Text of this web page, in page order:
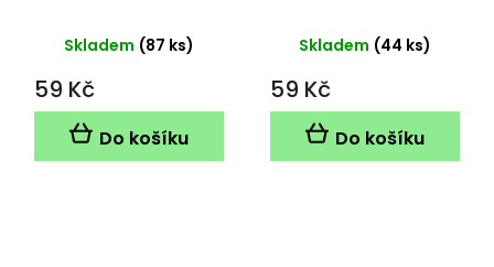
Skladem (87 ks)
59 Kč
Do košíku
Skladem (44 ks)
59 Kč
Do košíku